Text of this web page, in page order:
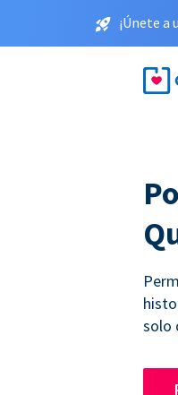
¡Únete
solo